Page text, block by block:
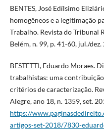
BENTES, José Edílsimo
homogêneos e a legitimação
Trabalho. Revista do Tribunal
Belém, n. 99, p. 41-60, jul./dez.
BESTETTI, Eduardo Moraes.
trabalhistas: uma
critérios de caracterização.
Alegre, ano 18, n. 1359, set.
https://
artigos-set-2018/7830-